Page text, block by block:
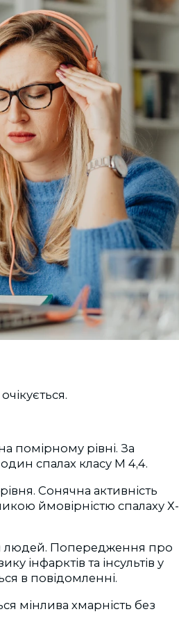
помірному рівні. За
один спалах класу М 4,4.
Сонячна активність
ймовірністю спалаху Х-
людей. Попередження про
інфарктів та інсультів у
в повідомленні.
мінлива хмарність без